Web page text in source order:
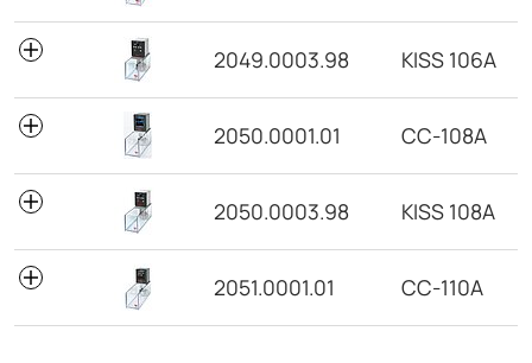
2049.0003.98 KISS 106A
2050.0001.01 CC-108A
2050.0003.98 KISS 108A
2051.0001.01 CC-110A